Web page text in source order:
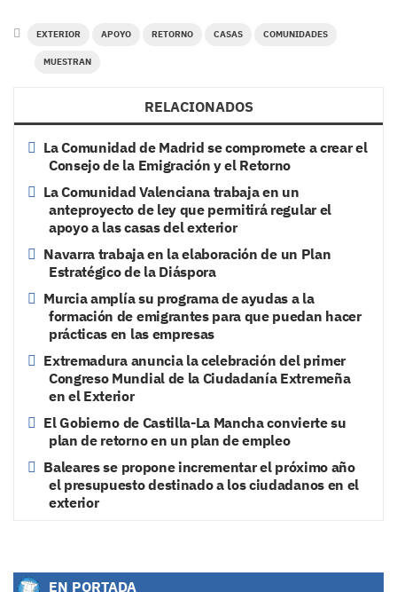
EXTERIOR APOYO RETORNO CASAS COMUNIDADES
MUESTRAN
RELACIONADOS
La Comunidad de Madrid se compromete a crear el
Consejo de la Emigración y el Retorno
La Comunidad Valenciana trabaja en un
anteproyecto de ley que permitirá regular el
apoyo a las casas del exterior
Navarra trabaja en la elaboración de un Plan
Estratégico de la Diáspora
Murcia amplía su programa de ayudas a la
formación de emigrantes para que puedan hacer
prácticas en las empresas
Extremadura anuncia la celebración del primer
Congreso Mundial de la Ciudadanía Extremeña
en el Exterior
El Gobierno de Castilla-La Mancha convierte su
plan de retorno en un plan de empleo
Baleares se propone incrementar el próximo año
el presupuesto destinado a los ciudadanos en el
exterior
EN PORTADA